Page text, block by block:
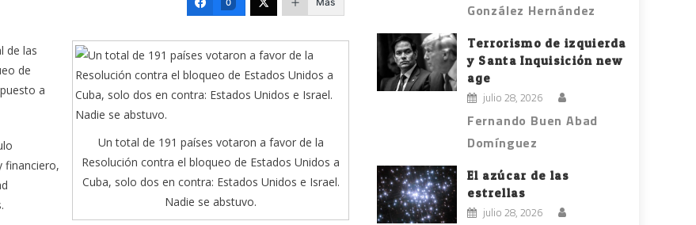
0
Un total de 191 países votaron a favor de la
Resolución contra el bloqueo de Estados Unidos a
Cuba, solo dos en contra: Estados Unidos e Israel.
Nadie se abstuvo.
de las
de
a
financiero,
González Hernández
Terrorismo de izquierda
y Santa Inquisición new
age
julio 28, 2026
Fernando Buen Abad
Domínguez
El azúcar de las
estrellas
julio 28, 2026